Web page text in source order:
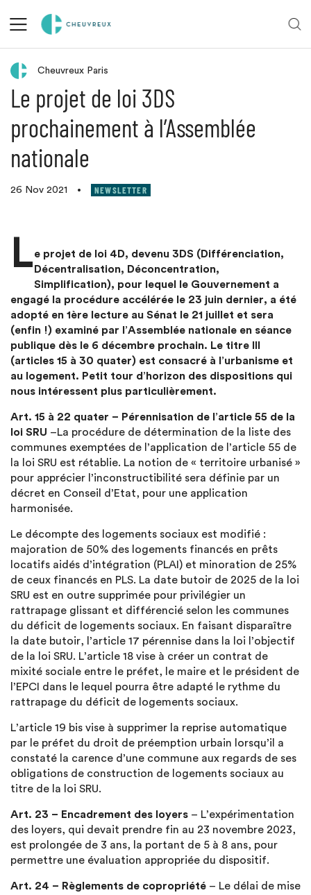
Retour aux actualités
Cheuvreux Paris
Le projet de loi 3DS
prochainement à l’Assemblée
nationale
26 Nov 2021 • NEWSLETTER
Le projet de loi 4D, devenu 3DS (Différenciation,
Décentralisation, Déconcentration,
Simplification), pour lequel le Gouvernement a
engagé la procédure accélérée le 23 juin dernier, a été
adopté en 1ère lecture au Sénat le 21 juillet et sera
(enfin !) examiné par l’Assemblée nationale en séance
publique dès le 6 décembre prochain. Le titre III
(articles 15 à 30 quater) est consacré à l’urbanisme et
au logement. Petit tour d’horizon des dispositions qui
nous intéressent plus particulièrement.
Art. 15 à 22 quater – Pérennisation de l’article 55 de la
loi SRU –La procédure de détermination de la liste des
communes exemptées de l’application de l’article 55 de
la loi SRU est rétablie. La notion de « territoire urbanisé »
pour apprécier l’inconstructibilité sera définie par un
décret en Conseil d’Etat, pour une application
harmonisée.
Le décompte des logements sociaux est modifié :
majoration de 50% des logements financés en prêts
locatifs aidés d’intégration (PLAI) et minoration de 25%
de ceux financés en PLS. La date butoir de 2025 de la loi
SRU est en outre supprimée pour privilégier un
rattrapage glissant et différencié selon les communes
du déficit de logements sociaux. En faisant disparaître
la date butoir, l’article 17 pérennise dans la loi l’objectif
de la loi SRU. L’article 18 vise à créer un contrat de
mixité sociale entre le préfet, le maire et le président de
l’EPCI dans le lequel pourra être adapté le rythme du
rattrapage du déficit de logements sociaux.
L’article 19 bis vise à supprimer la reprise automatique
par le préfet du droit de préemption urbain lorsqu’il a
constaté la carence d’une commune aux regards de ses
obligations de construction de logements sociaux au
titre de la loi SRU.
Art. 23 – Encadrement des loyers – L’expérimentation
des loyers, qui devait prendre fin au 23 novembre 2023,
est prolongée de 3 ans, la portant de 5 à 8 ans, pour
permettre une évaluation appropriée du dispositif.
Art. 24 – Règlements de copropriété – Le délai de mise